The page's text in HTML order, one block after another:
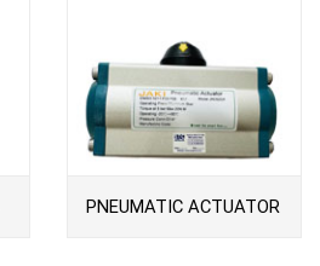
PNEUMATIC ACTUATOR